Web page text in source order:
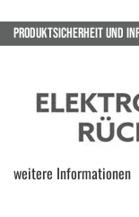
PRODUKTSICHERHEIT UND
weitere Informationen